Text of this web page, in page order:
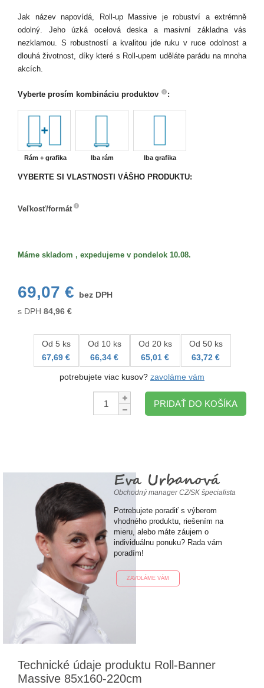
Jak název napovídá, Roll-up Massive je robuství a extrémně
odolný. Jeho úzká ocelová deska a masivní základna vás
nezklamou. S robustností a kvalitou jde ruku v ruce odolnost a
dlouhá životnost, díky které s Roll-upem uděláte parádu na mnoha
akcích.
Vyberte prosím kombináciu produktov :
Rám + grafika Iba rám Iba grafika
VYBERTE SI VLASTNOSTI VÁŠHO PRODUKTU:
Veľkosť/formát
Máme skladom , expedujeme v pondelok 10.08.
69,07 €
bez DPH
s DPH 84,96 €
Od 5 ks
67,69 €
Od 10 ks
66,34 €
Od 20 ks
65,01 €
Od 50 ks
63,72 €
potrebujete viac kusov? zavoláme vám
Množstvo:
PRIDAŤ DO KOŠÍKA
Eva Urbanová
Obchodný manager CZ/SK špecialista
Potrebujete poradiť s výberom
vhodného produktu, riešením na
mieru, alebo máte záujem o
individuálnu ponuku? Rada vám
poradím!
ZAVOLÁME VÁM
Technické údaje produktu Roll-Banner
Massive 85x160-220cm